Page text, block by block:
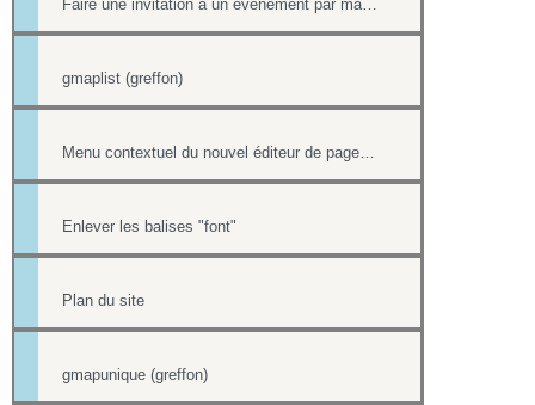
Faire une invitation à un événement par mail avec option inscription
gmaplist (greffon)
Menu contextuel du nouvel éditeur de page html
Enlever les balises "font"
Plan du site
gmapunique (greffon)